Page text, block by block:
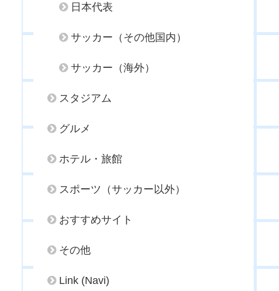
日本代表
サッカー（その他国内）
サッカー（海外）
スタジアム
グルメ
ホテル・旅館
スポーツ（サッカー以外）
おすすめサイト
その他
Link (Navi)